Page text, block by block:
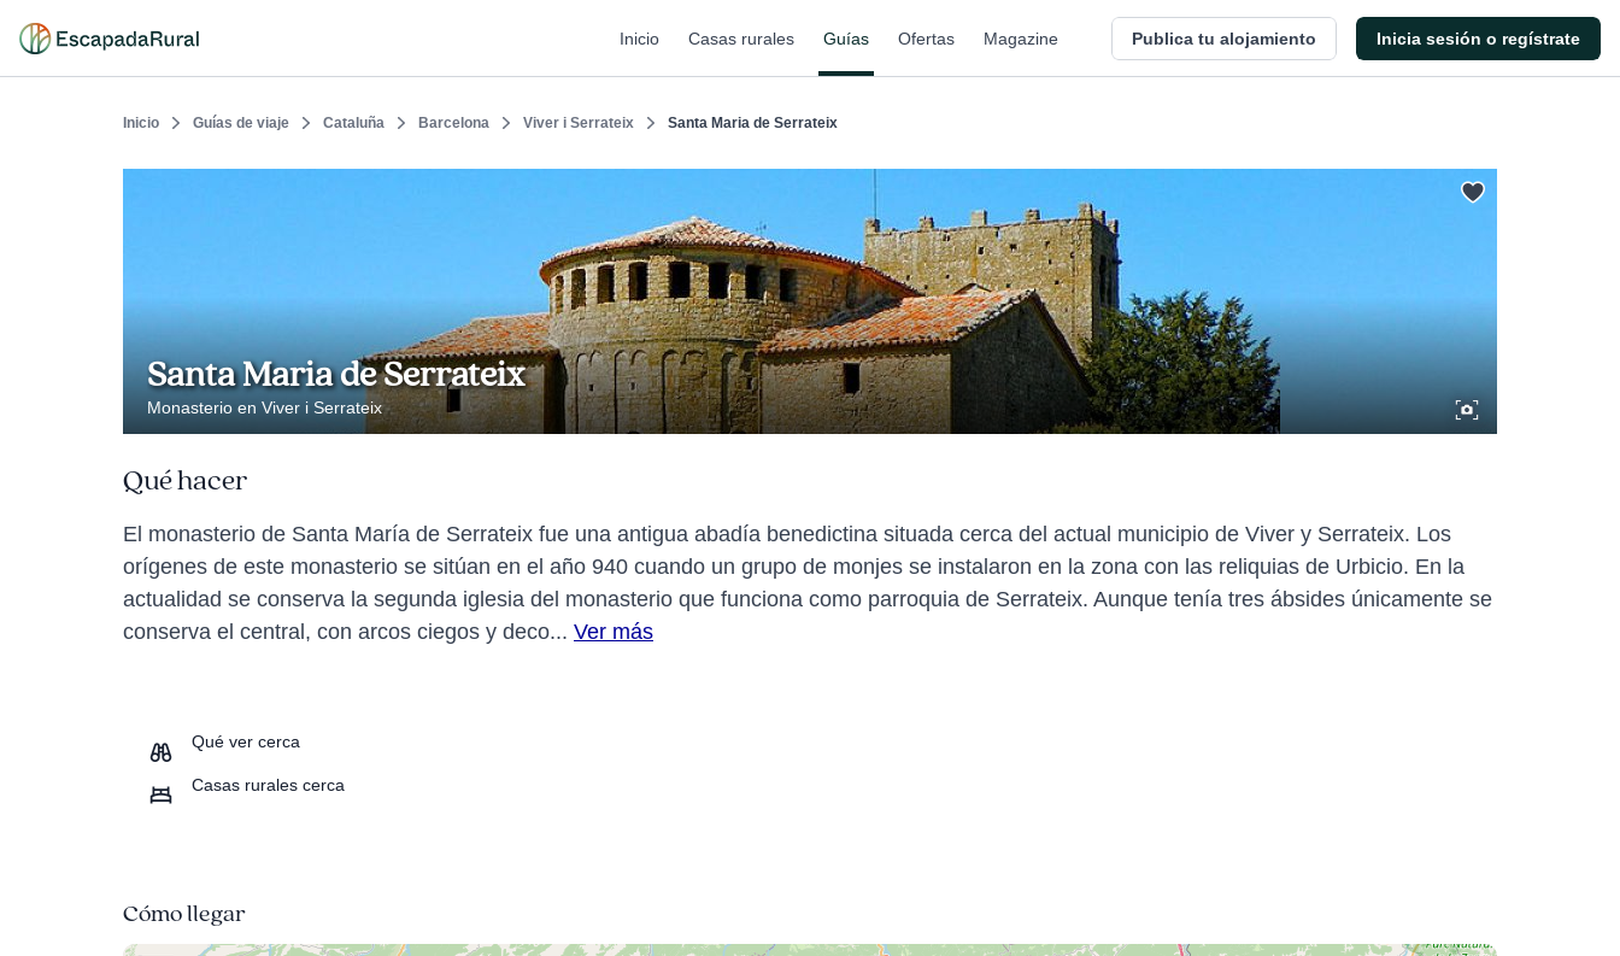
Inicio Casas rurales Guías Ofertas Magazine Publica tu alojamiento Inicia sesión o regístrate
Inicio Guías de viaje Cataluña Barcelona Viver i Serrateix Santa Maria de Serrateix
Santa Maria de Serrateix
Monasterio en Viver i Serrateix
Qué hacer
El monasterio de Santa María de Serrateix fue una antigua abadía benedictina situada cerca del actual municipio de Viver y Serrateix. Los
orígenes de este monasterio se sitúan en el año 940 cuando un grupo de monjes se instalaron en la zona con las reliquias de Urbicio. En la
actualidad se conserva la segunda iglesia del monasterio que funciona como parroquia de Serrateix. Aunque tenía tres ábsides únicamente se
conserva el central, con arcos ciegos y deco... Ver más
Qué ver cerca
Casas rurales cerca
Cómo llegar